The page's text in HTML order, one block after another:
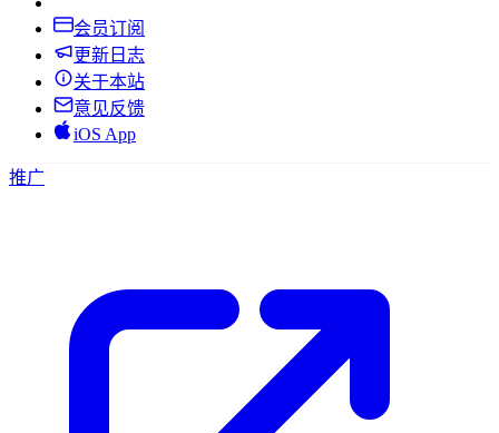
会员订阅
更新日志
关于本站
意见反馈
iOS App
推广